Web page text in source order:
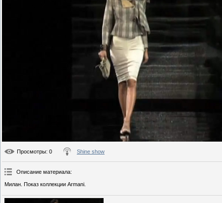
Просмотры: 0 Shine show
Описание материала:
Милан. Показ коллекции Armani.